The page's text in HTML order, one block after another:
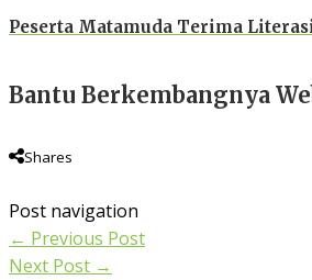
Peserta Matamuda Terima
Bantu Berkembangnya
Shares
Post navigation
← Previous Post
Next Post →